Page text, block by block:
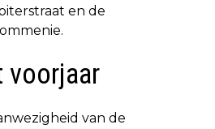
en de
voorjaar
van de